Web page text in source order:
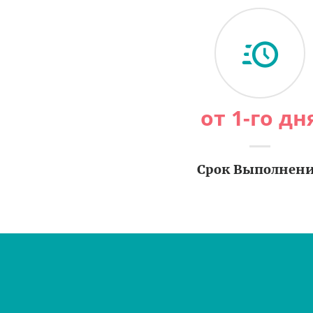
от 1-го
Срок